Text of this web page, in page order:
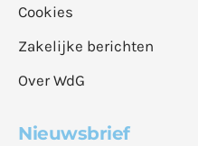
Cookies
Zakelijke berichten
Over WdG
Nieuwsbrief